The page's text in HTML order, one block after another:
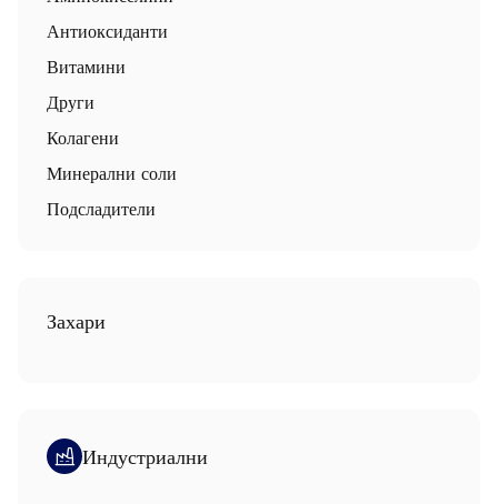
Антиоксиданти
Витамини
Други
Колагени
Минерални соли
Подсладители
Захари
Индустриални